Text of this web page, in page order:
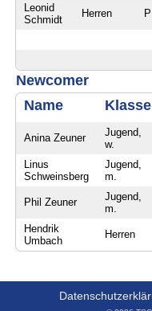
Leonid
Schmidt
Herren
Newcomer
Name
Klasse
Anina Zeuner
Jugend,
w.
Linus
Schweinsberg
Jugend,
m.
Phil Zeuner
Jugend,
m.
Hendrik
Umbach
Herren